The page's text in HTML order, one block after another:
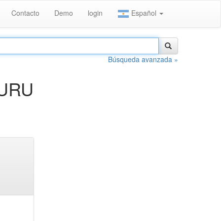
Contacto Demo login Español
Búsqueda avanzada »